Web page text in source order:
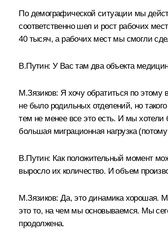
По демографической ситуации мы
соответственно шел и рост рабочих
40 тысяч, а рабочих мест мы смогли
В.Путин: У Вас там два объекта
М.Зязиков: Я хочу обратиться по этому
не было родильных отделений, но
тем не менее все это есть. И мы хотели
большая миграционная нагрузка
В.Путин: Как положительный момент
выросло их количество. И объем
М.Зязиков: Да, это динамика хорошая.
это то, на чем мы основываемся. Мы
продолжена.